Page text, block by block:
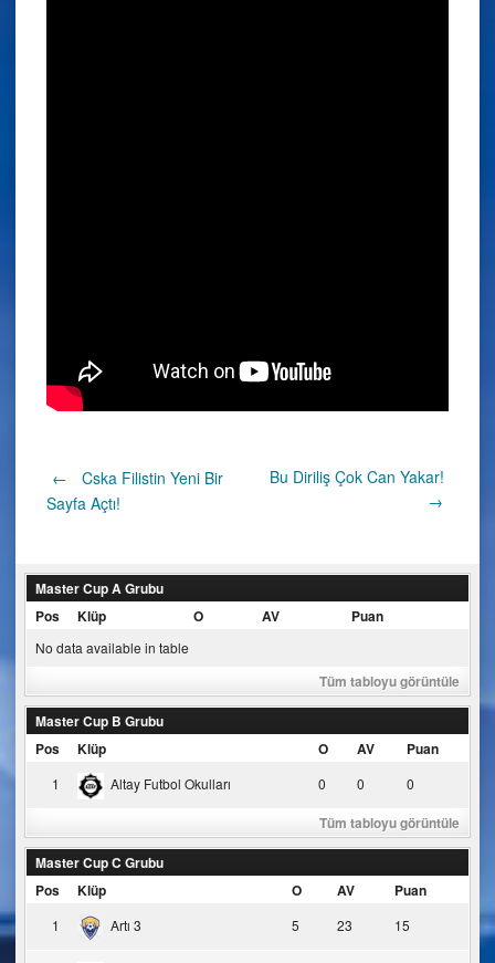
Post
←
Cska Filistin Yeni Bir
Sayfa Açtı!
Bu Diriliş Çok Can Yakar!
→
Master Cup A Grubu
Pos
Klüp O AV Puan
No data available in table
Tüm tabloyu görüntüle
Master Cup B Grubu
Pos
Klüp O AV Puan
1 Altay Futbol Okulları 0 0 0
Tüm tabloyu görüntüle
Master Cup C Grubu
Pos
Klüp O AV Puan
1 Artı 3 5 23 15